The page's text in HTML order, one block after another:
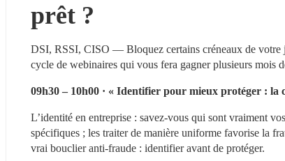
prêt ?
DSI, RSSI, CISO — Bloquez certains créneaux de votre
cycle de webinaires qui vous fera gagner plusieurs mois
09h30 – 10h00 · « Identifier pour mieux protéger :
L’identité en entreprise : savez-vous qui sont vraiment
spécifiques ; les traiter de manière uniforme favorise la
vrai bouclier anti-fraude : identifier avant de protéger.